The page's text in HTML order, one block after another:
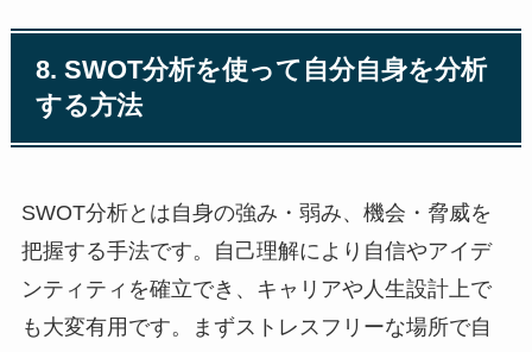
8. SWOT分析を使って自分自身を分析
する方法
SWOT分析とは自身の強み・弱み、機会・脅威を
把握する手法です。自己理解により自信やアイデ
ンティティを確立でき、キャリアや人生設計上で
も大変有用です。まずストレスフリーな場所で自